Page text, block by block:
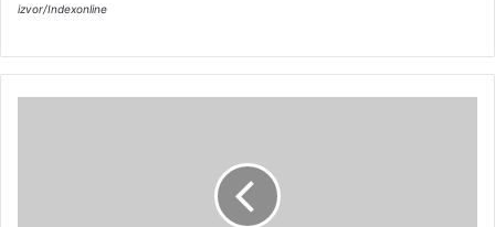
izvor/Indexonline